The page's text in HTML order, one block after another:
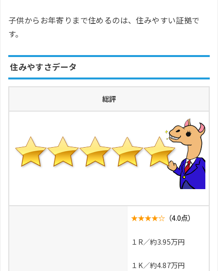
子供からお年寄りまで住めるのは、住みやすい証拠で
す。
住みやすさデータ
総評
★★★★☆ （4.0点）
１R／約3.95万円
１K／約4.87万円